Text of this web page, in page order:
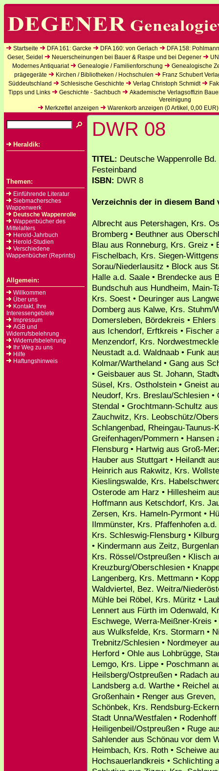
Startseite DFA 161: Garcke DFA 160: von Gerlach
DFA 158:
Geser, Seidel
Neuerscheinungen bei Bauer & Raspe und bei Degener
Modernes Antiquariat
Genealogie / Familienforschung
Genealogische
prägegeräte
Kirchen / Bibliotheken / Hochschulen
Franz Schubert
Süddeutschland
Schlesische Geschichte Verlag Christoph Schmidt
Tipps und Links
Geschichte - Sachbuch
Akademische Verlagsoffizin
Vereinigung
Merkzettel anzeigen
Warenkorb anzeigen (0Artikel, 0,00 EUR)
Heraldik:
Themen:
Einführende Literatur
Siebmachersches
Wappenwerk
Deutsche Wappenrolle
Wappenbücher des
Mittelalters
Herold-Jahrbuch
Herold-Studien
Verschiedene
Wappenbücher (Reprints)
Allgemein:
Willkommen
Über uns
Kontakt, Ihre
Interessengebiete
Impressum
AGB und
Widerrufsbelehrung
Widerrufsbelehrung
Ihr Weg zu uns
Hilfe
Haftungshinweis
DWR 08
TITEL: Deutsche Wappenrolle
Festeinband
ISBN: DWR 8
Verzeichnis der in diesem
Albrecht aus Petershagen, Krs.
Bromberg • Beuthner aus
Blau aus Ronneburg, Krs. Greiz •
Fischelbach, Krs. Siegen-
Sorau/Niederlausitz • Block aus
Halle a.d. Saale • Brendecke aus
Bundschuh aus Hundheim, Main-
Krs. Soest • Deuringer aus
Domberg aus Kalwe, Krs. Stuhm/
Domersleben, Bördekreis •
aus Ichendorf, Erftkreis • Fischer
Menzendorf, Krs.
Neustadt a.d. Waldnaab • Funk
Kolmar/Wartheland • Gang aus
• Geisbauer aus St. Johann,
Süsel, Krs. Ostholstein • Gneist
Neudorf, Krs. Breslau/Schlesien
Stendal • Grochtmann-Schultz
Zauchwitz, Krs. Leobschütz/
Schlangenbad, Rheingau-
Greifenhagen/Pommern •
Flensburg • Hartwig aus Groß-
Hauber aus Stuttgart • Heilandt
Heinrich aus Rakwitz, Krs.
Kieslingswalde, Krs.
Osterode am Harz • Hillesheim
Hoffmann aus Ketschdorf, Krs.
Zersen, Krs. Hameln-Pyrmont •
Ilmmünster, Krs. Pfaffenhofen
Krs. Schleswig-Flensburg •
• Kindermann aus Zeitz,
Krs. Rössel/Ostpreußen • Klisch
Kreuzburg/Oberschlesien •
Langenberg, Krs. Mettmann •
Waldviertel, Bez. Weitra/
Mühle bei Röbel, Krs. Müritz •
Lennert aus Fürth im Odenwald,
Eschwege, Werra-Meißner-Kreis
aus Wulksfelde, Krs. Stormarn •
Trebnitz/Schlesien • Nordmeyer
Herford • Ohle aus Lohbrügge,
Lemgo, Krs. Lippe • Poschmann
Heilsberg/Ostpreußen • Radach
Landsberg a.d. Warthe • Reichel
Großenhain • Renger aus
Schönbek, Krs. Rendsburg-
Stadt Unna/Westfalen •
Heiligenbeil/Ostpreußen • Ruge
Sahlender aus Schönau vor dem
Heimbach, Krs. Roth • Scheiwe
Hochsauerlandkreis • Schlichting